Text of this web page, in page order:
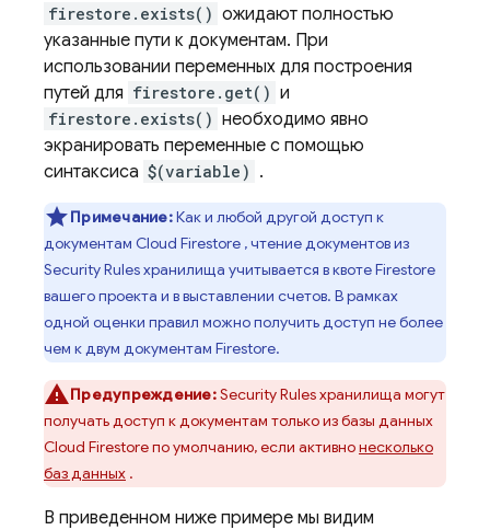
firestore.exists() ожидают полностью
указанные пути к документам. При
использовании переменных для построения
путей для firestore.get() и
firestore.exists() необходимо явно
экранировать переменные с помощью
синтаксиса $(variable) .
Примечание:Как и любой другой доступ к
документам Cloud Firestore , чтение документов из
Security Rulesхранилища учитывается в квоте Firestore
вашего проекта и в выставлении счетов. В рамках
одной оценки правил можно получить доступ не более
чем к двум документам Firestore.
Предупреждение:Security Rulesхранилища могут
получать доступ к документам только из базы данных
Cloud Firestoreпо умолчанию, если активнонесколько
баз данных .
В приведенном ниже примере мы видим